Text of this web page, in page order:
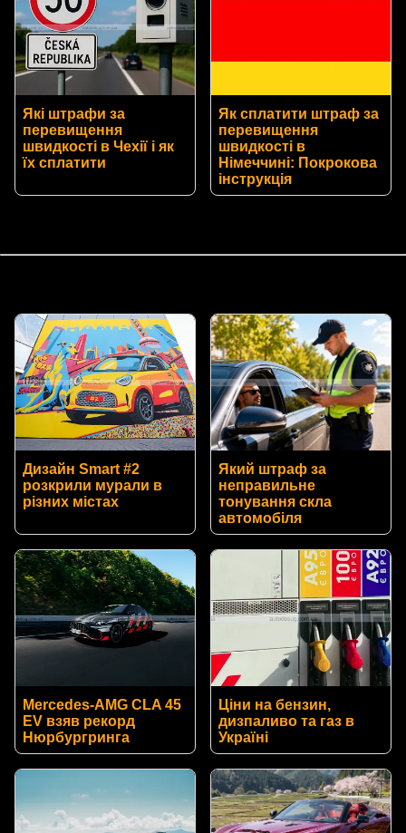
Які штрафи за
перевищення
швидкості в Чехії і як
їх сплатити
Як сплатити штраф за
перевищення
швидкості в
Німеччині: Покрокова
інструкція
Дизайн Smart #2
розкрили мурали в
різних містах
Який штраф за
неправильне
тонування скла
автомобіля
Mercedes-AMG CLA 45
EV взяв рекорд
Нюрбургринга
Ціни на бензин,
дизпаливо та газ в
Україні